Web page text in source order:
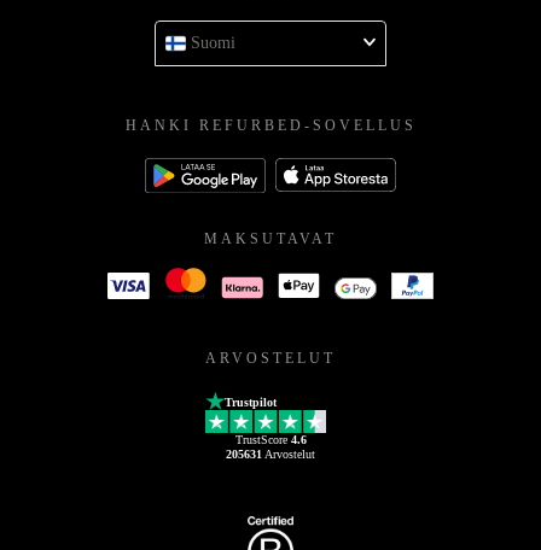
Suomi
HANKI REFURBED-SOVELLUS
MAKSUTAVAT
ARVOSTELUT
Trustpilot
TrustScore 4.6
205631 Arvostelut